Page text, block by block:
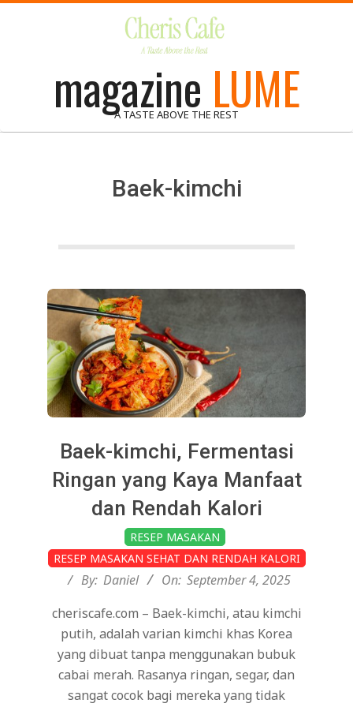
magazine LUME
A TASTE ABOVE THE REST
Baek-kimchi
Baek-kimchi, Fermentasi
Ringan yang Kaya Manfaat
dan Rendah Kalori
09-
04
RESEP MASAKAN
RESEP MASAKAN SEHAT DAN RENDAH KALORI
By: Daniel On: September 4, 2025
cheriscafe.com – Baek-kimchi, atau kimchi
putih, adalah varian kimchi khas Korea
yang dibuat tanpa menggunakan bubuk
cabai merah. Rasanya ringan, segar, dan
sangat cocok bagi mereka yang tidak